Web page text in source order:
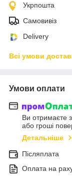
Укрпошта
Самовивіз
Delivery
Всі умови
Умови оплати
Ви отримаєте
або гроші
Детальніше
Післяплата
Оплата на